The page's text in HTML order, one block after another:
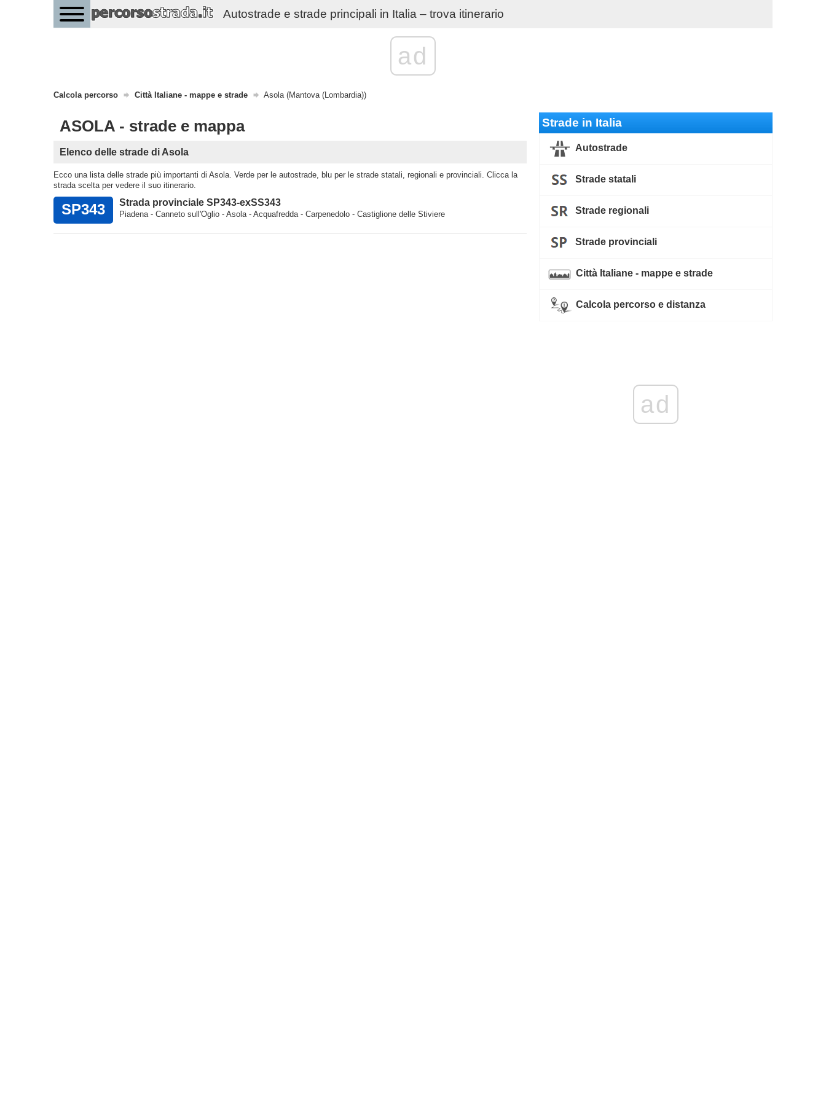
Autostrade e strade principali in Italia – trova itinerario
ad
Calcola percorso Città Italiane - mappe e strade Asola (Mantova (Lombardia))
ASOLA - strade e mappa
Elenco delle strade di Asola
Ecco una lista delle strade più importanti di Asola. Verde per le autostrade, blu per le strade statali, regionali e provinciali. Clicca la
strada scelta per vedere il suo itinerario.
SP343 Strada provinciale SP343-exSS343
Piadena - Canneto sull'Oglio - Asola - Acquafredda - Carpenedolo - Castiglione delle Stiviere
Strade in Italia
Autostrade
Strade statali
Strade regionali
Strade provinciali
Città Italiane - mappe e strade
Calcola percorso e distanza
ad